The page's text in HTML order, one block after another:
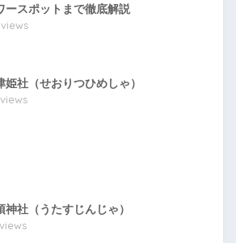
ースポットまで徹底解説
views
姫社（せおりつひめしゃ）
神社（うたすじんじゃ）